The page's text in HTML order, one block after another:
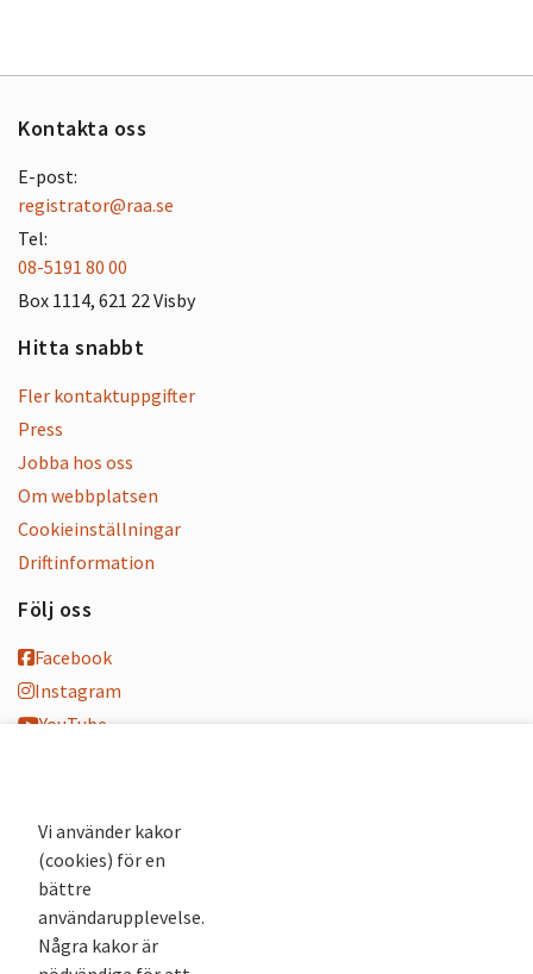
Kontakta oss
E-post:
registrator@raa.se
Tel:
08-5191 80 00
Box 1114, 621 22 Visby
Hitta snabbt
Fler kontaktuppgifter
Press
Jobba hos oss
Om webbplatsen
Cookieinställningar
Driftinformation
Följ oss
Facebook
Instagram
YouTube
Nyhetsbrev
Andra webbplatser
Arkivsök
Fornsök
Vi använder kakor
(cookies) för en
bättre
användarupplevelse.
Några kakor är